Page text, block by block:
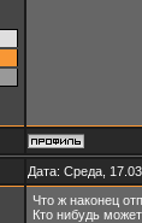
Дата: Среда,
Что ж наконец
Кто нибудь